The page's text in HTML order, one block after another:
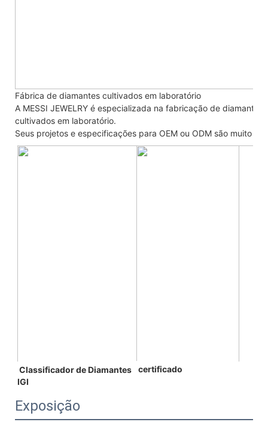
Fábrica de diamantes cultivados em laboratório
A MESSI JEWELRY é especializada na fabricação de
cultivados em laboratório.
Seus projetos e especificações para OEM ou ODM são muito
IGI
certificado
Exposição